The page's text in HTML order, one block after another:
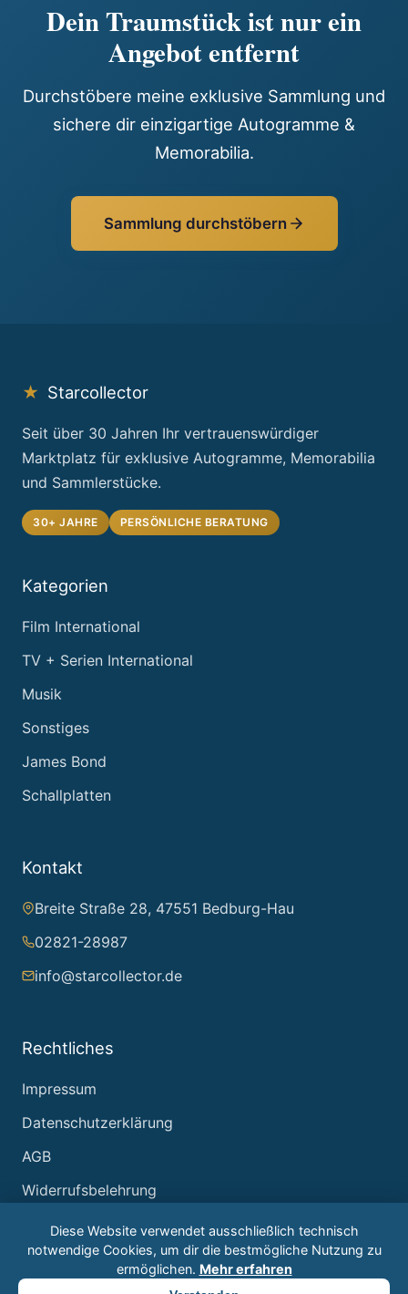
Dein Traumstück ist nur ein
Angebot entfernt
Durchstöbere meine exklusive Sammlung und
sichere dir einzigartige Autogramme &
Memorabilia.
Sammlung durchstöbern
★ Starcollector
Seit über 30 Jahren Ihr vertrauenswürdiger
Marktplatz für exklusive Autogramme, Memorabilia
und Sammlerstücke.
30+ JAHRE PERSÖNLICHE BERATUNG
Kategorien
Film International
TV + Serien International
Musik
Sonstiges
James Bond
Schallplatten
Kontakt
Breite Straße 28, 47551 Bedburg-Hau
02821-28987
info@starcollector.de
Rechtliches
Impressum
Datenschutzerklärung
AGB
Widerrufsbelehrung
© 2026 Starcollector – Jürgen Reintjes. Alle Rechte
Diese Website verwendet ausschließlich technisch
notwendige Cookies, um dir die bestmögliche Nutzung zu
ermöglichen. Mehr erfahren